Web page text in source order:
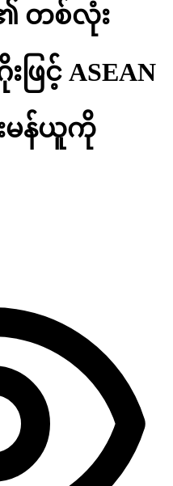
တစ်လုံး
ြင့် ASEAN
မန်ယူကို